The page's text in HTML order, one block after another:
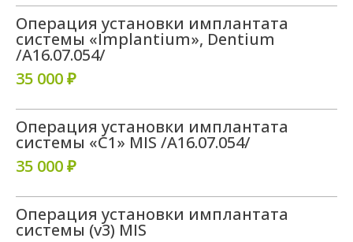
Операция установки имплантата
системы «Implantium», Dentium
/A16.07.054/
35 000 ₽
Операция установки имплантата
системы «С1» MIS /A16.07.054/
35 000 ₽
Операция установки имплантата
системы (v3) MIS
Я даюсогласие на обработку своих
персональных данных в соответствии с
политикой конфиденциальности
Я даю согласие на получение